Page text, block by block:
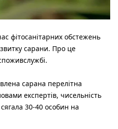
фітосанітарних обстежень
сарани. Про це
сарана перелітна
експертів, чисельність
30-40 особин на